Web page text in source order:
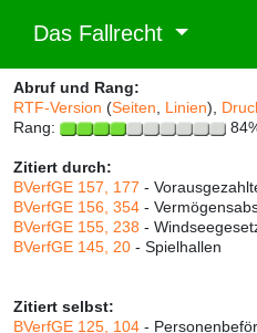
Das Fallrecht
Abruf und Rang:
RTF-Version (Seiten Linien),
Rang:
Zitiert durch:
BVerfGE 157, 177 -
BVerfGE 156, 354 -
BVerfGE 155, 238 -
BVerfGE 145, 20 - Spielhallen
Zitiert selbst:
BVerfGE 125, 104 -